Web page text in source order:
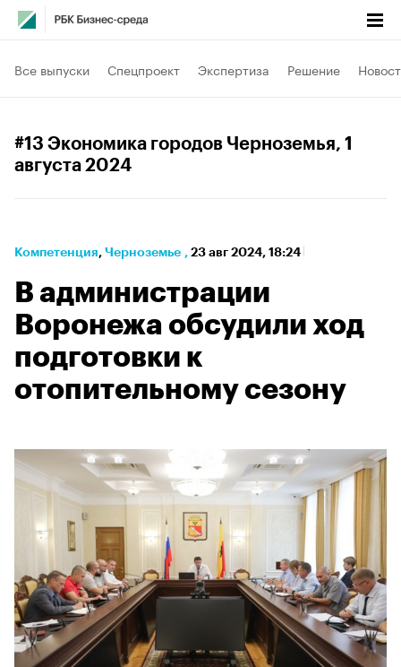
Все выпуски Спецпроект Экспертиза Решение
#13 Экономика городов Черноземья, 1
августа 2024
Компетенция⁠, Черноземье , 23 авг 2024, 18:24
В администрации
Воронежа обсудили ход
подготовки к
отопительному сезону